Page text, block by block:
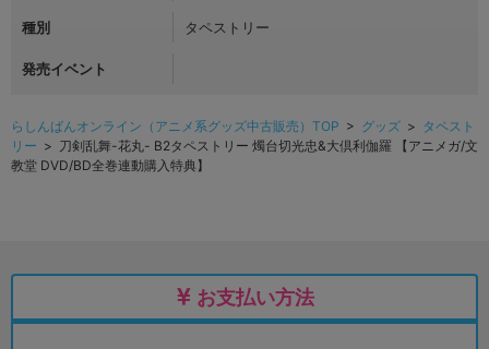
種別 タペストリー
発売イベント
らしんばんオンライン（アニメ系グッズ中古販売）TOP > グッズ > タペスト
リー > 刀剣乱舞-花丸- B2タペストリー 燭台切光忠&大倶利伽羅 【アニメガ/文
教堂 DVD/BD全巻連動購入特典】
お支払い方法